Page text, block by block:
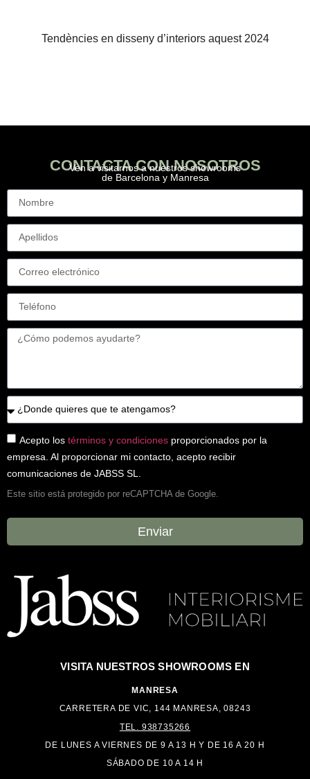
Tendències en disseny d’interiors aquest 2024
CONTACTA CON NOSOTROS
Ven a visitarnos a nuestros showrooms
de Barcelona y Manresa
Acepto los términos y condiciones proporcionados por la
empresa. Al proporcionar mi contacto, acepto recibir
comunicaciones de JABSS SL.
Este sitio está protegido por reCAPTCHA de Google.
Enviar
VISITA NUESTROSSHOWROOMS EN
MANRESA
CARRETERA DE VIC, 144 MANRESA, 08243
TEL. 938735266
DE LUNES A VIERNES DE 9 A 13 H Y DE 16 A20 H
SÁBADO DE 10 A 14 H